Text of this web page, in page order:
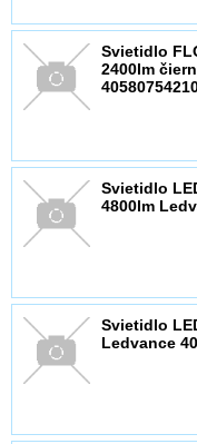
Svietidlo
2400lm
Svietidlo
4800lm
Svietidlo
Ledvance